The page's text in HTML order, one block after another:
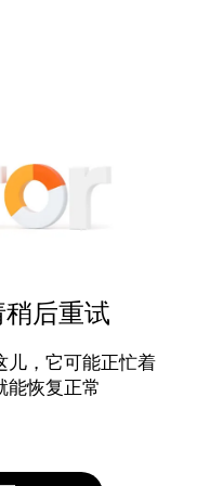
后重试
儿，它可能正忙着
能恢复正常